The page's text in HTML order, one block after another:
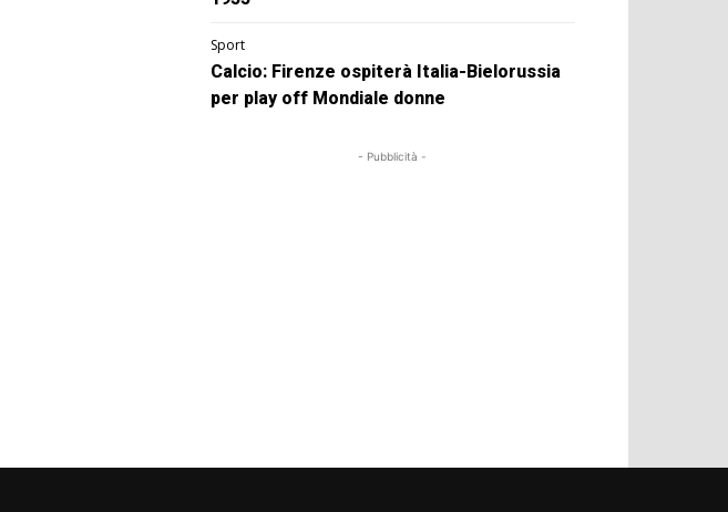
Sport
Calcio: Firenze ospiterà Italia-Bielorussia
per play off Mondiale donne
- Pubblicità -